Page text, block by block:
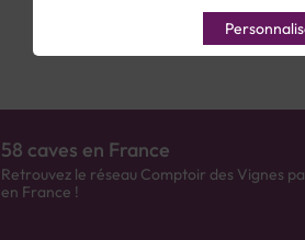
58 caves en France
Retrouvez le réseau Comptoir des Vignes
en France !